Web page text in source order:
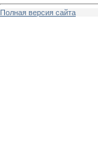
Полная версия сайта